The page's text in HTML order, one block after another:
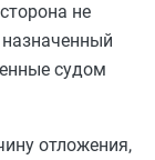
не
судом
отложения,